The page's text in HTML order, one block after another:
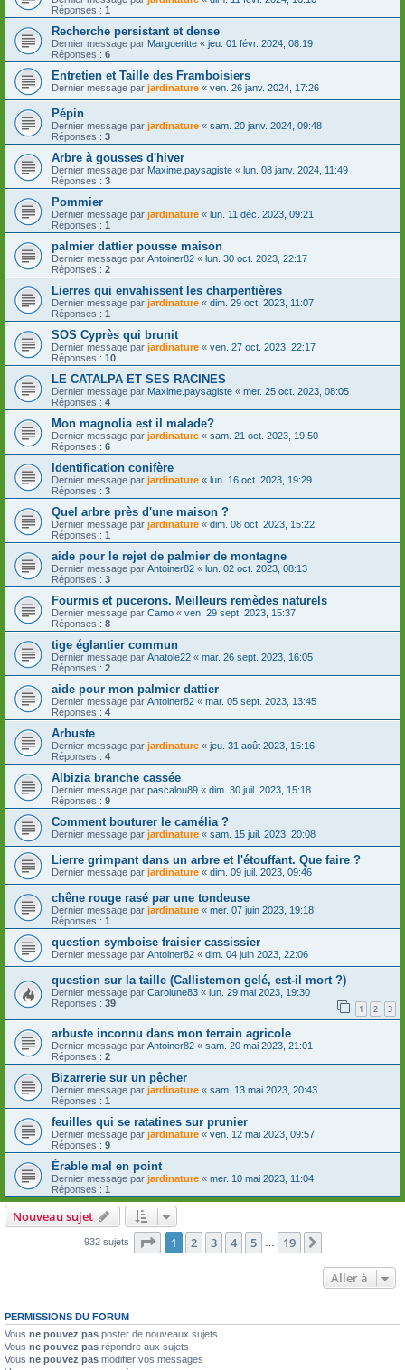
Réponses : 1
Recherche persistant et dense
Dernier message par Margueritte « jeu. 01 févr. 2024, 08:19
Réponses : 6
Entretien et Taille des Framboisiers
Dernier message par jardinature « ven. 26 janv. 2024, 17:26
Pépin
Dernier message par jardinature « sam. 20 janv. 2024, 09:48
Réponses : 3
Arbre à gousses d'hiver
Dernier message par Maxime.paysagiste « lun. 08 janv. 2024, 11:49
Réponses : 3
Pommier
Dernier message par jardinature « lun. 11 déc. 2023, 09:21
Réponses : 1
palmier dattier pousse maison
Dernier message par Antoiner82 « lun. 30 oct. 2023, 22:17
Réponses : 2
Lierres qui envahissent les charpentières
Dernier message par jardinature « dim. 29 oct. 2023, 11:07
Réponses : 1
SOS Cyprès qui brunit
Dernier message par jardinature « ven. 27 oct. 2023, 22:17
Réponses : 10
LE CATALPA ET SES RACINES
Dernier message par Maxime.paysagiste « mer. 25 oct. 2023, 08:05
Réponses : 4
Mon magnolia est il malade?
Dernier message par jardinature « sam. 21 oct. 2023, 19:50
Réponses : 6
Identification conifère
Dernier message par jardinature « lun. 16 oct. 2023, 19:29
Réponses : 3
Quel arbre près d'une maison ?
Dernier message par jardinature « dim. 08 oct. 2023, 15:22
Réponses : 1
aide pour le rejet de palmier de montagne
Dernier message par Antoiner82 « lun. 02 oct. 2023, 08:13
Réponses : 3
Fourmis et pucerons. Meilleurs remèdes naturels
Dernier message par Camo « ven. 29 sept. 2023, 15:37
Réponses : 8
tige églantier commun
Dernier message par Anatole22 « mar. 26 sept. 2023, 16:05
Réponses : 2
aide pour mon palmier dattier
Dernier message par Antoiner82 « mar. 05 sept. 2023, 13:45
Réponses : 4
Arbuste
Dernier message par jardinature « jeu. 31 août 2023, 15:16
Réponses : 4
Albizia branche cassée
Dernier message par pascalou89 « dim. 30 juil. 2023, 15:18
Réponses : 9
Comment bouturer le camélia ?
Dernier message par jardinature « sam. 15 juil. 2023, 20:08
Lierre grimpant dans un arbre et l'étouffant. Que faire ?
Dernier message par jardinature « dim. 09 juil. 2023, 09:46
chêne rouge rasé par une tondeuse
Dernier message par jardinature « mer. 07 juin 2023, 19:18
Réponses : 1
question symboise fraisier cassissier
Dernier message par Antoiner82 « dim. 04 juin 2023, 22:06
question sur la taille (Callistemon gelé, est-il mort ?)
Dernier message par Carolune83 « lun. 29 mai 2023, 19:30
Réponses : 39 1 2 3
arbuste inconnu dans mon terrain agricole
Dernier message par Antoiner82 « sam. 20 mai 2023, 21:01
Réponses : 2
Bizarrerie sur un pêcher
Dernier message par jardinature « sam. 13 mai 2023, 20:43
Réponses : 1
feuilles qui se ratatines sur prunier
Dernier message par jardinature « ven. 12 mai 2023, 09:57
Réponses : 9
Érable mal en point
Dernier message par jardinature « mer. 10 mai 2023, 11:04
Réponses : 1
Nouveau sujet
932 sujets Page 1sur19
1 2 3 4 5 19
Aller à
PERMISSIONS DU FORUM
Vous ne pouvez pas poster de nouveaux sujets
Vous ne pouvez pas répondre aux sujets
Vous ne pouvez pas modifier vos messages